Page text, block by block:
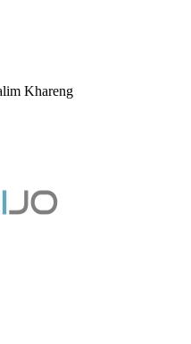
Khareng